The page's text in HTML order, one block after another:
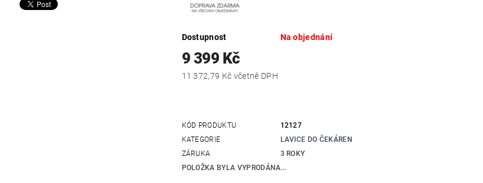
Dostupnost Na objednání
9 399 Kč
11 372,79 Kč včetně DPH
KÓD PRODUKTU
12127
KATEGORIE
LAVICE DO ČEKÁREN
ZÁRUKA
3 ROKY
POLOŽKA BYLA VYPRODÁNA...